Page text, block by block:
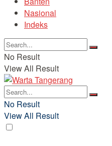
Nasional
Indeks
No Result
View All Result
No Result
View All Result